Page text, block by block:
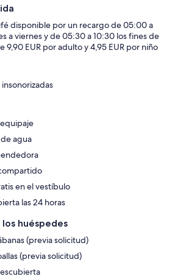
disponible por un recargo de 05:00 a
a viernes y de 05:30 a 10:30 los fines de
9,90 EUR por adulto y 4,95 EUR por niño
agua
en el vestíbulo
las 24 horas
huéspedes
(previa solicitud)
(previa solicitud)